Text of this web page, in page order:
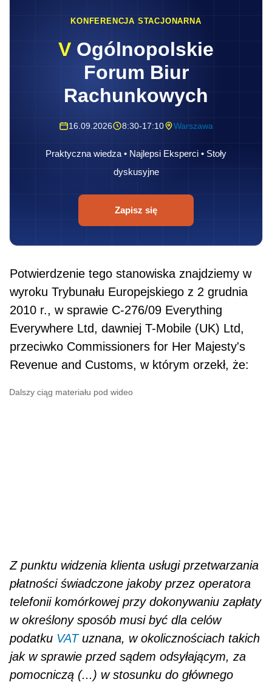
KONFERENCJA STACJONARNA
V Ogólnopolskie
Forum Biur
Rachunkowych
16.09.2026 8:30-17:10 Warszawa
Praktyczna wiedza • Najlepsi Eksperci • Stoły
dyskusyjne
Zapisz się
Potwierdzenie tego stanowiska znajdziemy w
wyroku Trybunału Europejskiego z 2 grudnia
2010 r., w sprawie C-276/09 Everything
Everywhere Ltd, dawniej T-Mobile (UK) Ltd,
przeciwko Commissioners for Her Majesty's
Revenue and Customs, w którym orzekł, że:
Dalszy ciąg materiału pod wideo
Z punktu widzenia klienta usługi przetwarzania
płatności świadczone jakoby przez operatora
telefonii komórkowej przy dokonywaniu zapłaty
w określony sposób musi być dla celów
podatku VATuznana, w okolicznościach takich
jak w sprawie przed sądem odsyłającym, za
pomocniczą (...) w stosunku do głównego